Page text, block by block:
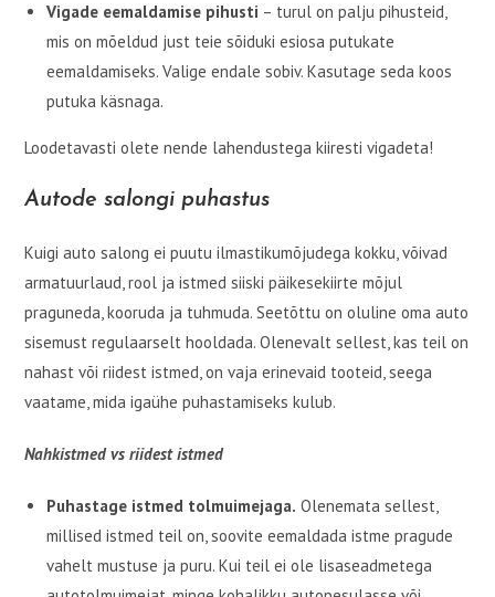
Vigade eemaldamise pihusti – turul on palju pihusteid,
mis on mõeldud just teie sõiduki esiosa putukate
eemaldamiseks. Valige endale sobiv. Kasutage seda koos
putuka käsnaga.
Loodetavasti olete nende lahendustega kiiresti vigadeta!
Autode salongi puhastus
Kuigi auto salong ei puutu ilmastikumõjudega kokku, võivad
armatuurlaud, rool ja istmed siiski päikesekiirte mõjul
praguneda, kooruda ja tuhmuda. Seetõttu on oluline oma auto
sisemust regulaarselt hooldada. Olenevalt sellest, kas teil on
nahast või riidest istmed, on vaja erinevaid tooteid, seega
vaatame, mida igaühe puhastamiseks kulub.
Nahkistmed vs riidest istmed
Puhastage istmed tolmuimejaga. Olenemata sellest,
millised istmed teil on, soovite eemaldada istme pragude
vahelt mustuse ja puru. Kui teil ei ole lisaseadmetega